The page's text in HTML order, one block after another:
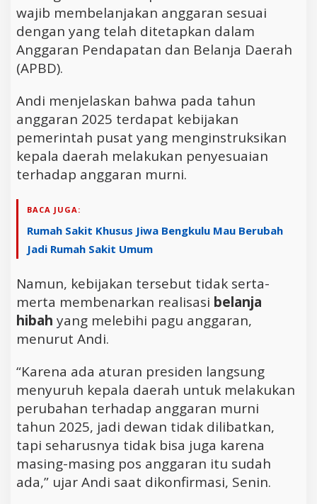
wajib membelanjakan anggaran sesuai
dengan yang telah ditetapkan dalam
Anggaran Pendapatan dan Belanja Daerah
(APBD).
Andi menjelaskan bahwa pada tahun
anggaran 2025 terdapat kebijakan
pemerintah pusat yang menginstruksikan
kepala daerah melakukan penyesuaian
terhadap anggaran murni.
BACA JUGA:
Rumah Sakit Khusus Jiwa Bengkulu Mau Berubah
Jadi Rumah Sakit Umum
Namun, kebijakan tersebut tidak serta-
merta membenarkan realisasi belanja
hibah yang melebihi pagu anggaran,
menurut Andi.
“Karena ada aturan presiden langsung
menyuruh kepala daerah untuk melakukan
perubahan terhadap anggaran murni
tahun 2025, jadi dewan tidak dilibatkan,
tapi seharusnya tidak bisa juga karena
masing-masing pos anggaran itu sudah
ada,” ujar Andi saat dikonfirmasi, Senin.